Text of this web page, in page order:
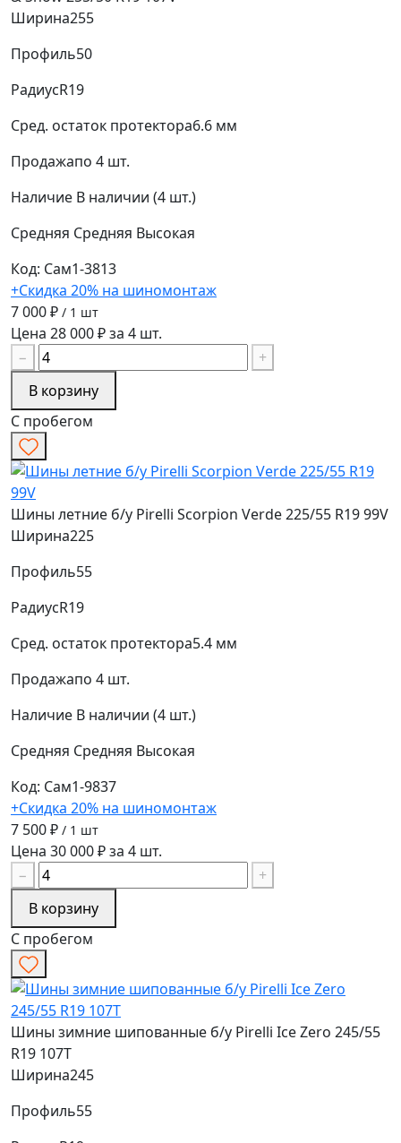
Ширина255
Профиль50
РадиусR19
Сред. остаток протектора6.6 мм
Продажапо 4 шт.
Наличие В наличии (4 шт.)
Средняя Средняя Высокая
Код: Сам1-3813
+Скидка 20% на шиномонтаж
7 000 ₽ / 1 шт
Цена 28 000 ₽ за 4 шт.
−
+
В корзину
С пробегом
Шины летние б/у Pirelli Scorpion Verde 225/55 R19 99V
Ширина225
Профиль55
РадиусR19
Сред. остаток протектора5.4 мм
Продажапо 4 шт.
Наличие В наличии (4 шт.)
Средняя Средняя Высокая
Код: Сам1-9837
+Скидка 20% на шиномонтаж
7 500 ₽ / 1 шт
Цена 30 000 ₽ за 4 шт.
−
+
В корзину
С пробегом
Шины зимние шипованные б/у Pirelli Ice Zero 245/55
R19 107T
Ширина245
Профиль55